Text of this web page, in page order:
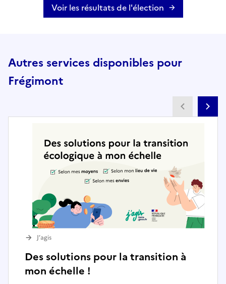
Voir les résultats de l'élection
Autres services disponibles pour
Frégimont
Des solutions pour la transition à
mon échelle !
J’agis